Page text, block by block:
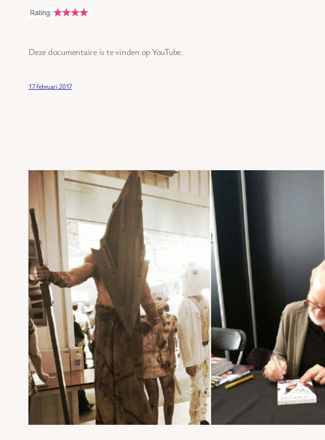
Deze documentaire is te vinden op YouTube.
17 februari 2017